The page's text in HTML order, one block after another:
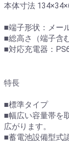
本体寸法
■端子形状：メー
■総高さ（端子含
■対応充電器：
特長
■標準タイプ
■幅広い容量帯を
広がります。
■蓄電池設備型式